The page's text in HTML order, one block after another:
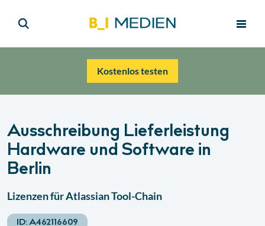
Kostenlos testen
Ausschreibung Lieferleistung
Hardware und Software in
Berlin
Lizenzen für Atlassian Tool-Chain
ID:A462116609